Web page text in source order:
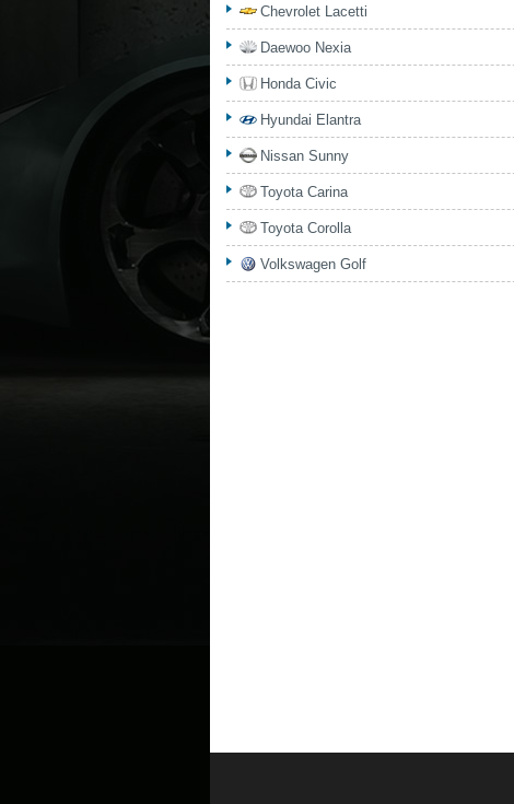
Chevrolet Lacetti
Daewoo Nexia
Honda Civic
Hyundai Elantra
Nissan Sunny
Toyota Carina
Toyota Corolla
Volkswagen Golf